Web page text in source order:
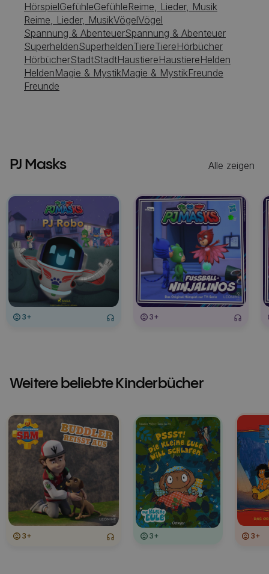
HörspielGefühleGefühleReime, Lieder, Musik
Reime, Lieder, MusikVögelVögel
Spannung & AbenteuerSpannung & Abenteuer
SuperheldenSuperheldenTiereTiereHörbücher
HörbücherStadtStadtHaustiereHaustiereHelden
HeldenMagie & MystikMagie & MystikFreunde
Freunde
PJ Masks Alle zeigen
3+ 3+
Weitere beliebte Kinderbücher
3+ 3+ 3+